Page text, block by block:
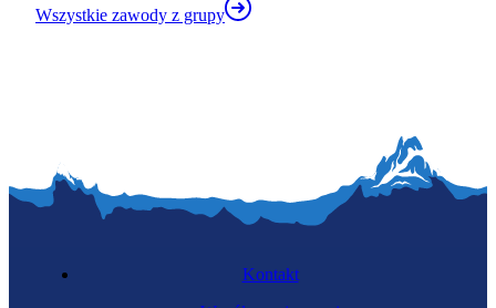
Wszystkie zawody z grupy
Kontakt